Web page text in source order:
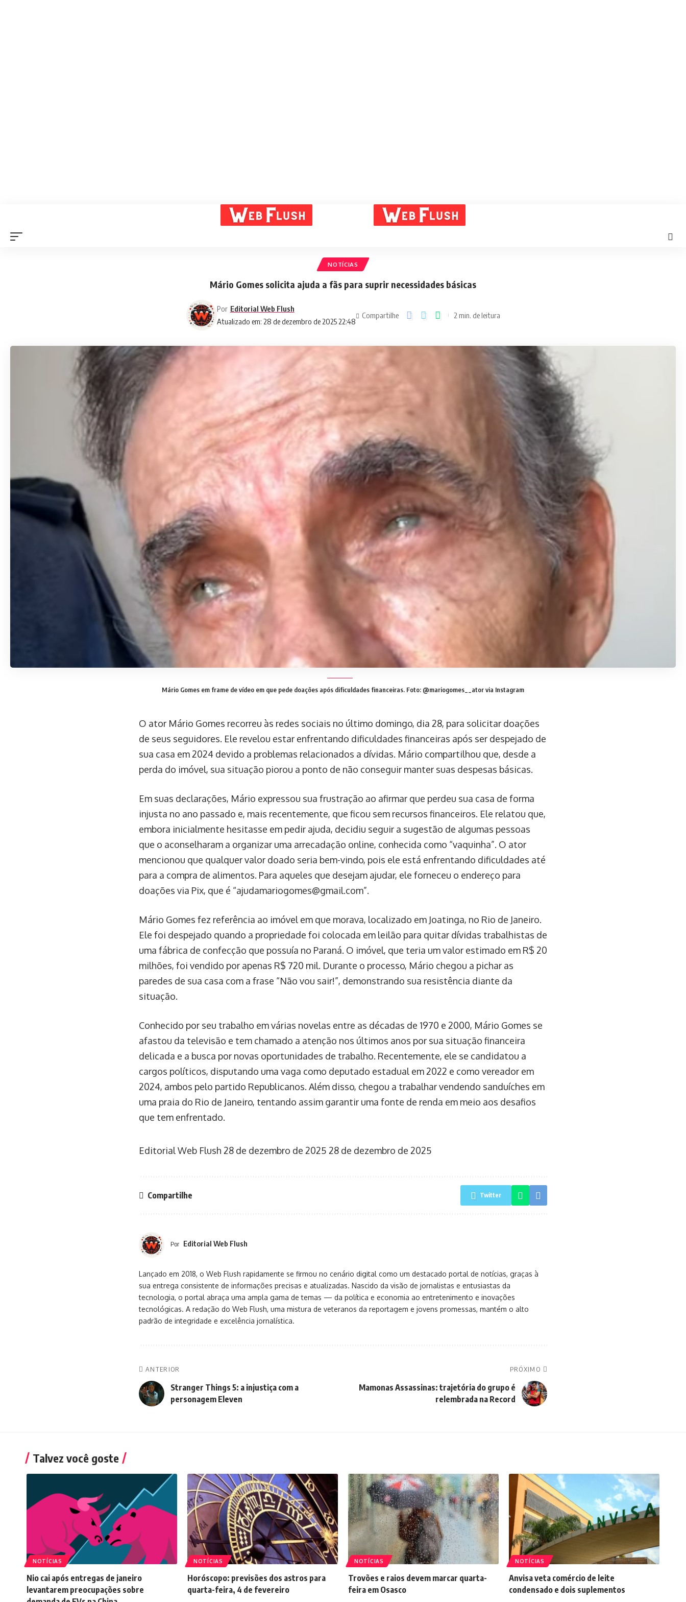
NOTÍCIAS
Mário Gomes solicita ajuda a fãs para suprir necessidades básicas
Atualizado em: 28 de dezembro de 2025 22:48
Por Editorial Web Flush
Compartilhe 2 min. de leitura
Mário Gomes em frame de vídeo em que pede doações após dificuldades financeiras. Foto: @mariogomes__ator via Instagram
O ator Mário Gomes recorreu às redes sociais no último domingo, dia 28, para solicitar doações
de seus seguidores. Ele revelou estar enfrentando dificuldades financeiras após ser despejado de
sua casa em 2024 devido a problemas relacionados a dívidas. Mário compartilhou que, desde a
perda do imóvel, sua situação piorou a ponto de não conseguir manter suas despesas básicas.
Em suas declarações, Mário expressou sua frustração ao afirmar que perdeu sua casa de forma
injusta no ano passado e, mais recentemente, que ficou sem recursos financeiros. Ele relatou que,
embora inicialmente hesitasse em pedir ajuda, decidiu seguir a sugestão de algumas pessoas
que o aconselharam a organizar uma arrecadação online, conhecida como “vaquinha”. O ator
mencionou que qualquer valor doado seria bem-vindo, pois ele está enfrentando dificuldades até
para a compra de alimentos. Para aqueles que desejam ajudar, ele forneceu o endereço para
doações via Pix, que é “ajudamariogomes@gmail.com”.
Mário Gomes fez referência ao imóvel em que morava, localizado em Joatinga, no Rio de Janeiro.
Ele foi despejado quando a propriedade foi colocada em leilão para quitar dívidas trabalhistas de
uma fábrica de confecção que possuía no Paraná. O imóvel, que teria um valor estimado em R$ 20
milhões, foi vendido por apenas R$ 720 mil. Durante o processo, Mário chegou a pichar as
paredes de sua casa com a frase “Não vou sair!”, demonstrando sua resistência diante da
situação.
Conhecido por seu trabalho em várias novelas entre as décadas de 1970 e 2000, Mário Gomes se
afastou da televisão e tem chamado a atenção nos últimos anos por sua situação financeira
delicada e a busca por novas oportunidades de trabalho. Recentemente, ele se candidatou a
cargos políticos, disputando uma vaga como deputado estadual em 2022 e como vereador em
2024, ambos pelo partido Republicanos. Além disso, chegou a trabalhar vendendo sanduíches em
uma praia do Rio de Janeiro, tentando assim garantir uma fonte de renda em meio aos desafios
que tem enfrentado.
Editorial Web Flush 28 de dezembro de 2025 28 de dezembro de 2025
Compartilhe Twitter
Por Editorial Web Flush
Lançado em 2018, o Web Flush rapidamente se firmou no cenário digital como um destacado portal de notícias, graças à
sua entrega consistente de informações precisas e atualizadas. Nascido da visão de jornalistas e entusiastas da
tecnologia, o portal abraça uma ampla gama de temas — da política e economia ao entretenimento e inovações
tecnológicas. A redação do Web Flush, uma mistura de veteranos da reportagem e jovens promessas, mantém o alto
padrão de integridade e excelência jornalística.
ANTERIOR
Stranger Things 5: a injustiça com a
personagem Eleven
PRÓXIMO
Mamonas Assassinas: trajetória do grupo é
relembrada na Record
Talvez você goste
NOTÍCIAS
Nio cai após entregas de janeiro
levantarem preocupações sobre
NOTÍCIAS
Horóscopo: previsões dos astros para
quarta-feira, 4 de fevereiro
NOTÍCIAS
Trovões e raios devem marcar quarta-
feira em Osasco
NOTÍCIAS
Anvisa veta comércio de leite
condensado e dois suplementos